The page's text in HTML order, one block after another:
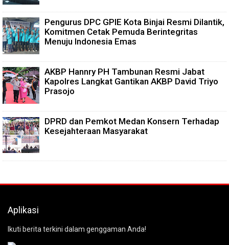
Pengurus DPC GPIE Kota Binjai Resmi Dilantik,
Komitmen Cetak Pemuda Berintegritas
Menuju Indonesia Emas
AKBP Hannry PH Tambunan Resmi Jabat
Kapolres Langkat Gantikan AKBP David Triyo
Prasojo
DPRD dan Pemkot Medan Konsern Terhadap
Kesejahteraan Masyarakat
Aplikasi
Ikuti berita terkini dalam genggaman Anda!